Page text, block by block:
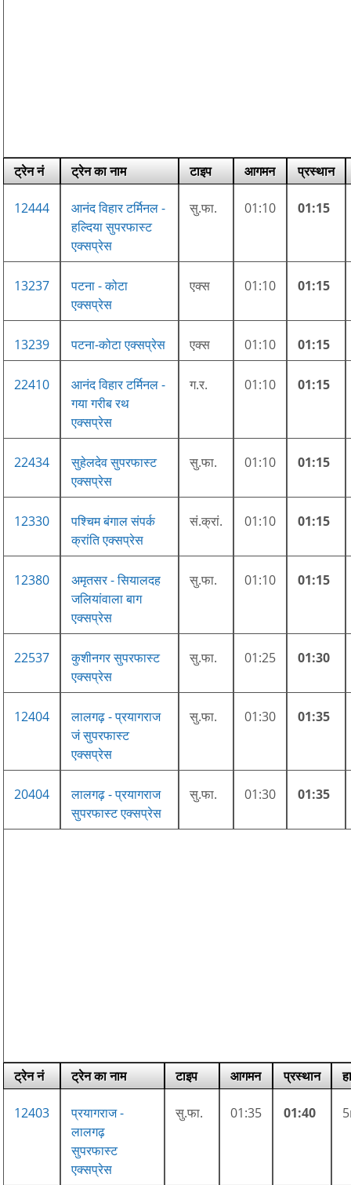
ट्रेन नं ट्रेन का नाम टाइप आगमन प्रस्थान
12444
आनंद विहार टर्मिनल -
हल्दिया सुपरफास्ट
एक्सप्रेस
सु.फा. 01:10 01:15
13237
पटना - कोटा
एक्सप्रेस
एक्स 01:10 01:15
13239 पटना-कोटा एक्सप्रेस एक्स 01:10 01:15
22410
आनंद विहार टर्मिनल -
गया गरीब रथ
एक्सप्रेस
ग.र. 01:10 01:15
22434
सुहेलदेव सुपरफास्ट
एक्सप्रेस
सु.फा. 01:10 01:15
12330
पश्चिम बंगाल संपर्क
क्रांति एक्सप्रेस
सं.क्रां. 01:10 01:15
12380
अमृतसर - सियालदह
जलियांवाला बाग
एक्सप्रेस
सु.फा. 01:10 01:15
22537
कुशीनगर सुपरफास्ट
एक्सप्रेस
सु.फा. 01:25 01:30
12404
लालगढ़ - प्रयागराज
जं सुपरफास्ट
एक्सप्रेस
सु.फा. 01:30 01:35
20404
लालगढ़ - प्रयागराज
सुपरफास्ट एक्सप्रेस
सु.फा. 01:30 01:35
ट्रेन नं ट्रेन का नाम टाइप आगमन प्रस्थान
12403
प्रयागराज -
लालगढ़
सुपरफास्ट
एक्सप्रेस
सु.फा. 01:35 01:40